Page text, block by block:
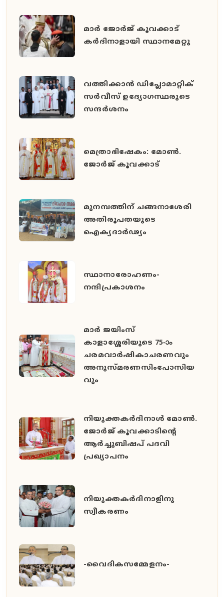
മാർ ജോർജ് കൂവക്കാട്
കർദിനാളായി സ്ഥാനമേറ്റു
വത്തിക്കാൻ ഡിപ്ലോമാറ്റിക്
സർവീസ് ഉദ്യോഗസ്ഥരുടെ
സന്ദർശനം
മെത്രാഭിഷേകം: മോൺ.
ജോർജ് കൂവക്കാട്
മുനമ്പത്തിന് ചങ്ങനാശേരി
അതിരൂപതയുടെ
ഐക്യദാർഢ്യം
സ്ഥാനാരോഹണം-
നന്ദിപ്രകാശനം
മാർ ജയിംസ്
കാളാശ്ശേരിയുടെ 75-ാം
ചരമവാർഷികാചരണവും
അനുസ്മരണസിംപോസിയ
വും
നിയുക്തകർദിനാൾ മോൺ.
ജോർജ് കൂവക്കാടിൻ്റെ
ആർച്ചുബിഷപ് പദവി
പ്രഖ്യാപനം
നിയുക്തകർദിനാളിനു
സ്വീകരണം
-വൈദികസമ്മേളനം-